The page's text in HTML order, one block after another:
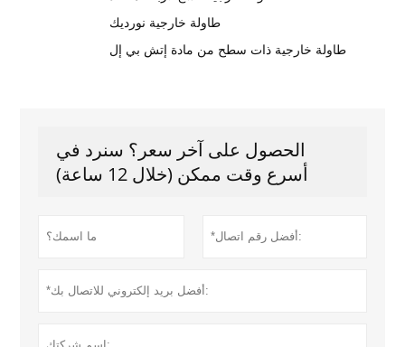
طاولة خارجية نورديك
طاولة خارجية ذات سطح من مادة إتش بي إل
الحصول على آخر سعر؟ سنرد في
أسرع وقت ممكن (خلال 12 ساعة)